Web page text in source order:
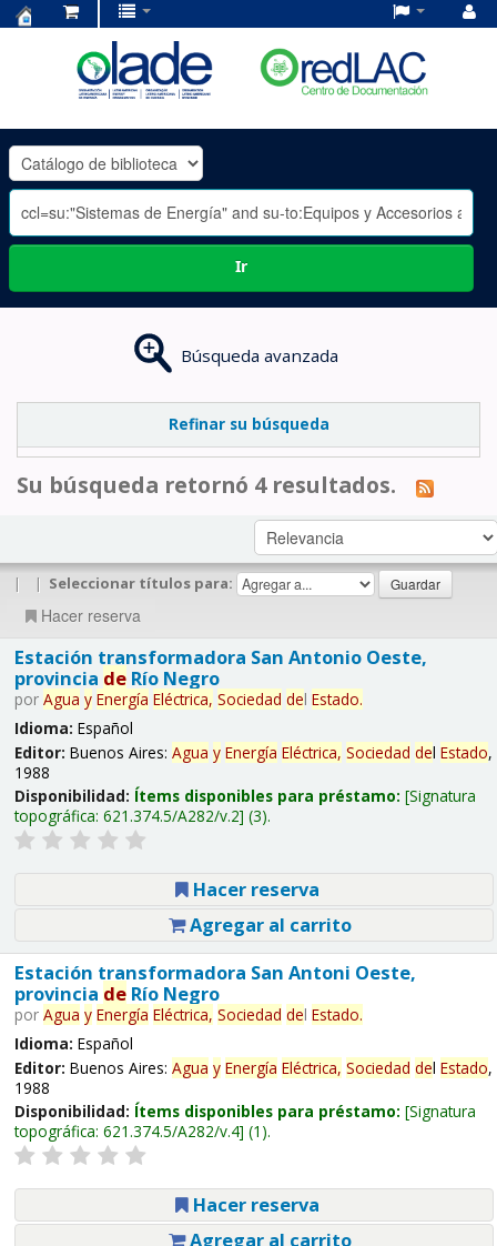
OLADE
-
Ir
Búsqueda avanzada
Refinar su búsqueda
Su búsqueda retornó 4 resultados.
| | Seleccionar títulos para:
Hacer reserva
Estación transformadora San Antonio Oeste,
provincia deRío Negro
por Agua y Energía Eléctrica, Sociedad del Estado.
Idioma: Español
Editor: Buenos Aires: Agua y Energía Eléctrica, Sociedad del Estado,
1988
Disponibilidad: Ítems disponibles para préstamo: Signatura
topográfica: 621.374.5/A282/v.2 (3).
Hacer reserva
Agregar al carrito
Estación transformadora San Antoni Oeste,
provincia deRío Negro
por Agua y Energía Eléctrica, Sociedad del Estado.
Idioma: Español
Editor: Buenos Aires: Agua y Energía Eléctrica, Sociedad del Estado,
1988
Disponibilidad: Ítems disponibles para préstamo: Signatura
topográfica: 621.374.5/A282/v.4 (1).
Hacer reserva
Agregar al carrito